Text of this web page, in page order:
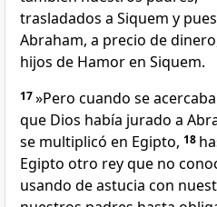
trasladados a Siquem y
Abraham, a precio de
hijos de Hamor en Siquem.
17»Pero cuando se
que Dios había jurado a
se multiplicó en Egipto, 18
Egipto otro rey que no
usando de astucia con